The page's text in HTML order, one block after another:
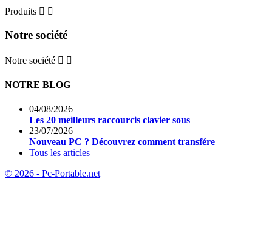
Produits  
Notre société
Notre société  
NOTRE BLOG
04/08/2026
Les 20 meilleurs raccourcis clavier sous
23/07/2026
Nouveau PC ? Découvrez comment transfére
Tous les articles
© 2026 - Pc-Portable.net